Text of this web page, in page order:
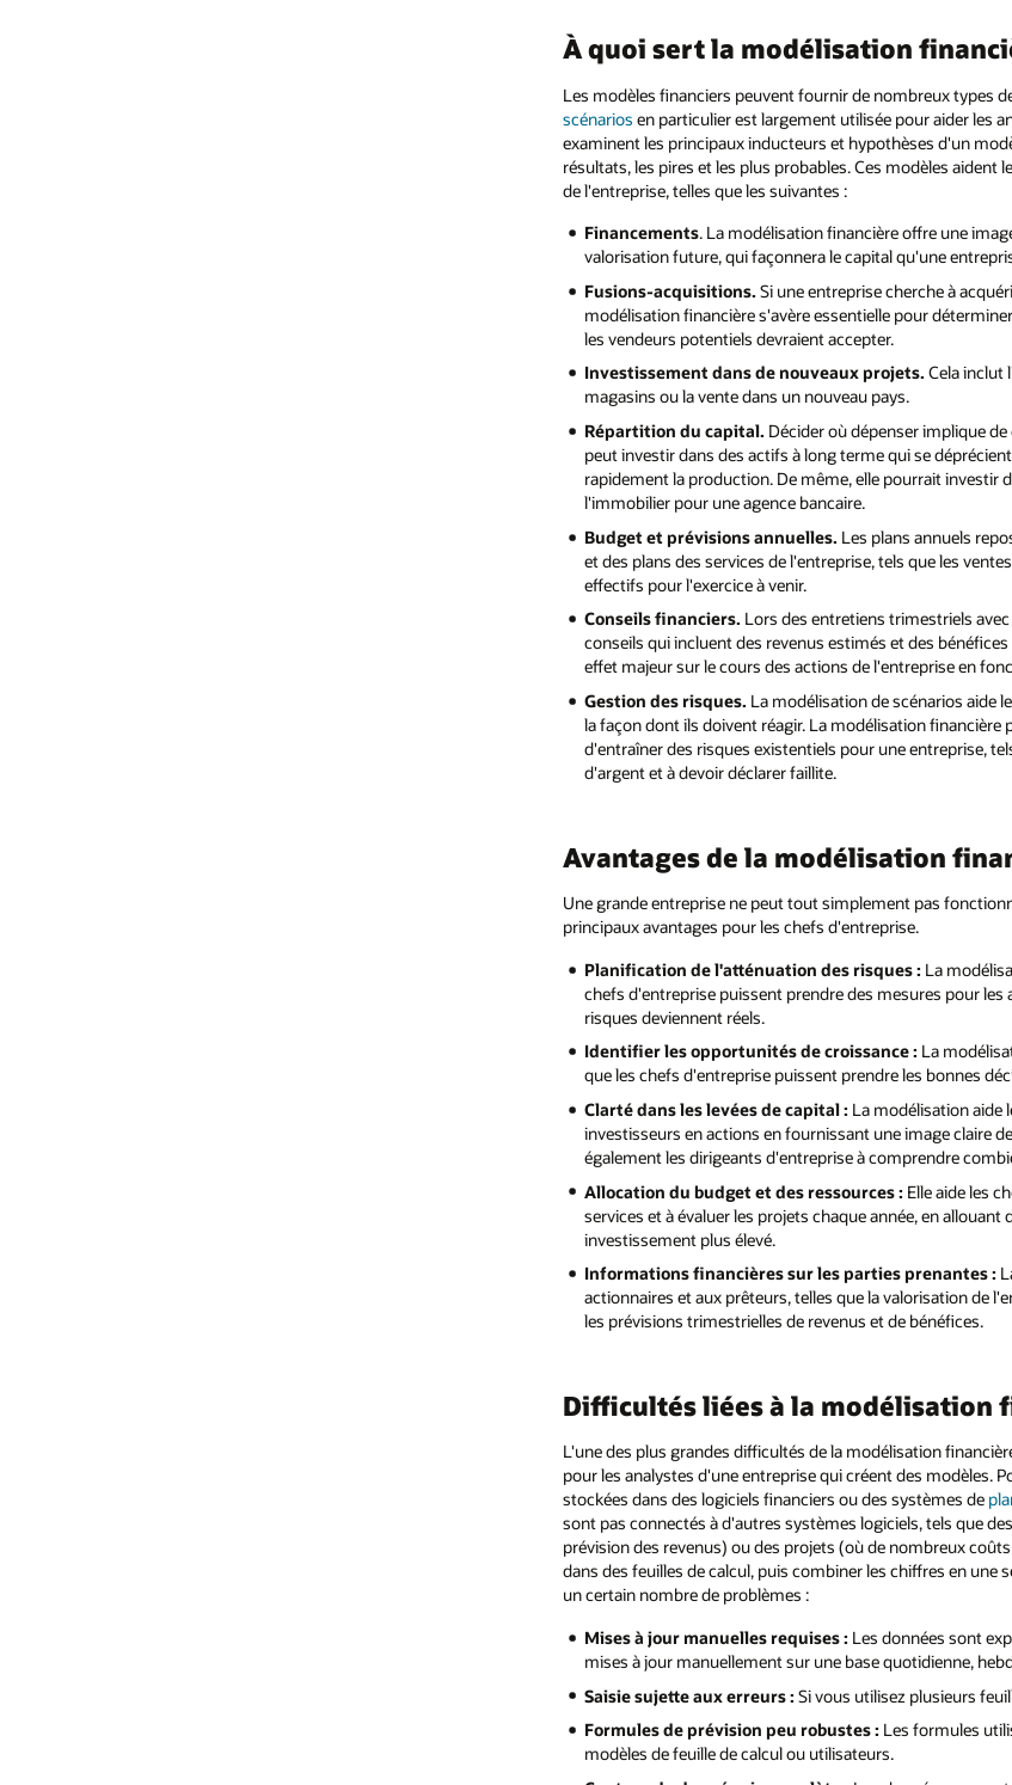
À quoi sert la modélisation
Les modèles financiers peuvent fournir de nombreux types
scénarios en particulier est largement utilisée pour aider les
examinent les principaux inducteurs et hypothèses d'un
résultats, les pires et les plus probables. Ces modèles
de l'entreprise, telles que les suivantes :
Financements. La modélisation financière offre une
valorisation future, qui façonnera le capital qu'une
Fusions-acquisitions. Si une entreprise cherche à
modélisation financière s'avère essentielle pour
les vendeurs potentiels devraient accepter.
Investissement dans de nouveaux projets. Cela inclut
magasins ou la vente dans un nouveau pays.
Répartition du capital. Décider où dépenser implique
peut investir dans des actifs à long terme qui se
rapidement la production. De même, elle pourrait
l'immobilier pour une agence bancaire.
Budget et prévisions annuelles. Les plans annuels
et des plans des services de l'entreprise, tels que les
effectifs pour l'exercice à venir.
Conseils financiers. Lors des entretiens trimestriels
conseils qui incluent des revenus estimés et des
effet majeur sur le cours des actions de l'entreprise en
Gestion des risques. La modélisation de scénarios aide
la façon dont ils doivent réagir. La modélisation
d'entraîner des risques existentiels pour une entreprise,
d'argent et à devoir déclarer faillite.
Avantages de la modélisation
Une grande entreprise ne peut tout simplement pas
principaux avantages pour les chefs d'entreprise.
Planification de l'atténuation des risques : La
chefs d'entreprise puissent prendre des mesures pour
risques deviennent réels.
Identifier les opportunités de croissance : La
que les chefs d'entreprise puissent prendre les bonnes
Clarté dans les levées de capital : La modélisation aide
investisseurs en actions en fournissant une image claire
également les dirigeants d'entreprise à comprendre
Allocation du budget et des ressources : Elle aide les
services et à évaluer les projets chaque année, en
investissement plus élevé.
Informations financières sur les parties prenantes :
actionnaires et aux prêteurs, telles que la valorisation de
les prévisions trimestrielles de revenus et de bénéfices.
Difficultés liées à la modélisation
L'une des plus grandes difficultés de la modélisation
pour les analystes d'une entreprise qui créent des modèles.
stockées dans des logiciels financiers ou des systèmes de
sont pas connectés à d'autres systèmes logiciels, tels que
prévision des revenus) ou des projets (où de nombreux
dans des feuilles de calcul, puis combiner les chiffres en
un certain nombre de problèmes :
Mises à jour manuelles requises : Les données sont
mises à jour manuellement sur une base quotidienne,
Saisie sujette aux erreurs : Si vous utilisez plusieurs
Formules de prévision peu robustes : Les formules
modèles de feuille de calcul ou utilisateurs.